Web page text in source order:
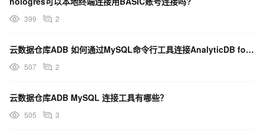
399 2
云数据仓库ADB 如何通过MySQL命令行工具连接AnalyticDB for MySQL-参数
507 2
云数据仓库ADB MySQL 连接工具有哪些？
505 3